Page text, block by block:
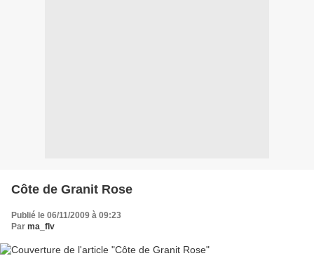
Côte de Granit Rose
Publié le 06/11/2009 à 09:23
Par ma_flv